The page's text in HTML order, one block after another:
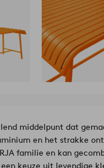
middelpunt dat
en het strakke
familie en kan
keuze uit levendige